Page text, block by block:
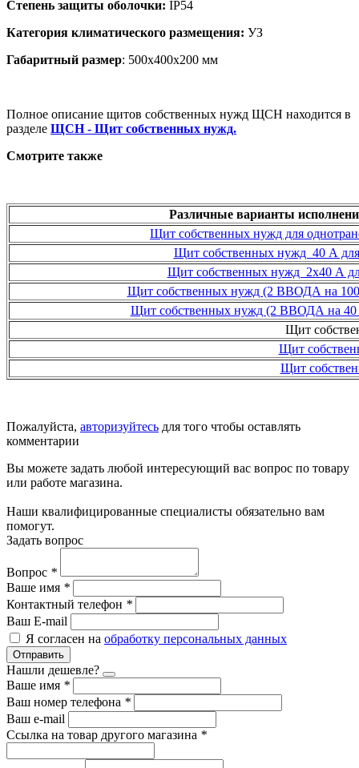
Степень защиты оболочки: IP54
Категория климатического размещения: УЗ
Габаритный размер: 500х400х200 мм
Полное описание щитов собственных нужд ЩСН находится в
разделе ЩСН - Щит собственных нужд.
Смотрите также
Различные варианты
Щит собственных нужд для
Щит собственных нужд 40 А для
Щит собственных нужд 2x40 А
Щит собственных нужд (2 ВВОДА на 100
Щит собственных нужд (2 ВВОДА на 40
Щит
Щит
Щит
Пожалуйста, авторизуйтесь для того чтобы оставлять
комментарии
Вы можете задать любой интересующий вас вопрос по товару
или работе магазина.
Наши квалифицированные специалисты обязательно вам
помогут.
Задать вопрос
Вопрос *
Ваше имя *
Контактный телефон *
Ваш E-mail
Я согласен на обработку персональных данных
Отправить
Нашли дешевле?
Ваше имя *
Ваш номер телефона *
Ваш e-mail
Ссылка на товар другого магазина *